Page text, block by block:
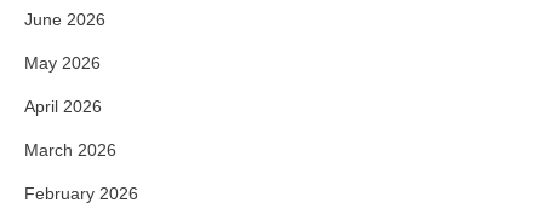
June 2026
May 2026
April 2026
March 2026
February 2026